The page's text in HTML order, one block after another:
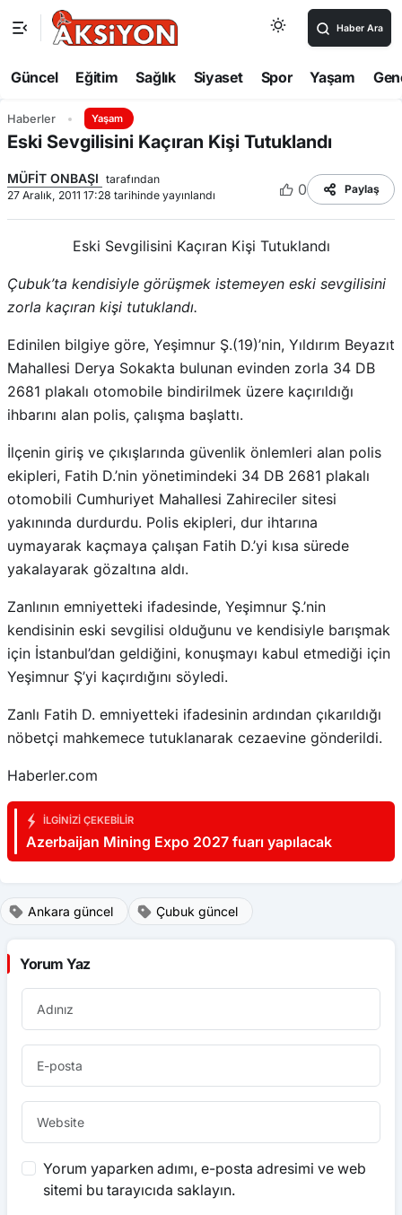
Haber Ara
Güncel Eğitim Sağlık Siyaset Spor Yaşam
Haberler Yaşam
Eski Sevgilisini Kaçıran Kişi Tutuklandı
MÜFİT ONBAŞI tarafından
27 Aralık, 2011 17:28 tarihinde yayınlandı
0 Paylaş
Eski Sevgilisini Kaçıran Kişi Tutuklandı
Çubuk’ta kendisiyle görüşmek istemeyen eski sevgilisini
zorla kaçıran kişi tutuklandı.
Edinilen bilgiye göre, Yeşimnur Ş.(19)’nin, Yıldırım Beyazıt
Mahallesi Derya Sokakta bulunan evinden zorla 34 DB
2681 plakalı otomobile bindirilmek üzere kaçırıldığı
ihbarını alan polis, çalışma başlattı.
İlçenin giriş ve çıkışlarında güvenlik önlemleri alan polis
ekipleri, Fatih D.’nin yönetimindeki 34 DB 2681 plakalı
otomobili Cumhuriyet Mahallesi Zahireciler sitesi
yakınında durdurdu. Polis ekipleri, dur ihtarına
uymayarak kaçmaya çalışan Fatih D.’yi kısa sürede
yakalayarak gözaltına aldı.
Zanlının emniyetteki ifadesinde, Yeşimnur Ş.’nin
kendisinin eski sevgilisi olduğunu ve kendisiyle barışmak
için İstanbul’dan geldiğini, konuşmayı kabul etmediği için
Yeşimnur Ş’yi kaçırdığını söyledi.
Zanlı Fatih D. emniyetteki ifadesinin ardından çıkarıldığı
nöbetçi mahkemece tutuklanarak cezaevine gönderildi.
Haberler.com
İLGINIZI ÇEKEBILIR
Azerbaijan Mining Expo 2027 fuarı yapılacak
Ankara güncel Çubuk güncel
Yorum Yaz
Yorum yaparken adımı, e-posta adresimi ve web
sitemi bu tarayıcıda saklayın.